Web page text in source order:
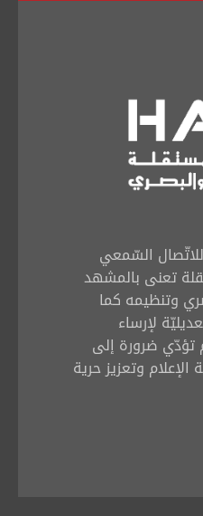
للاتّصال السّمعي
تعنى بالمشهد
وتنظيمه كما
لإرساء
تؤدّي ضرورة إلى
وتعزيز حرية